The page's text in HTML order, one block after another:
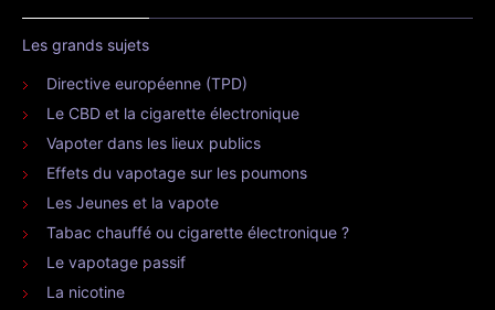
Les grands sujets
Directive européenne (TPD)
Le CBD et la cigarette électronique
Vapoter dans les lieux publics
Effets du vapotage sur les poumons
Les Jeunes et la vapote
Tabac chauffé ou cigarette électronique ?
Le vapotage passif
La nicotine